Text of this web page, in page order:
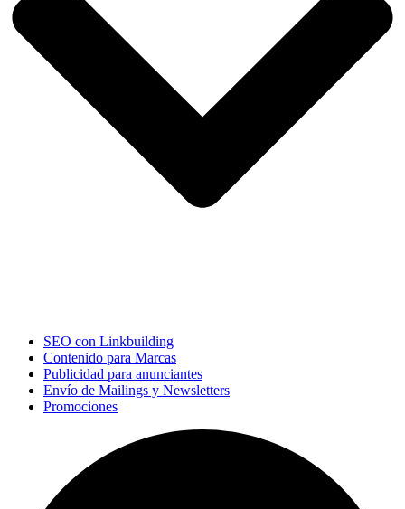
SEO con Linkbuilding
Contenido para Marcas
Publicidad para anunciantes
Envío de Mailings y Newsletters
Promociones